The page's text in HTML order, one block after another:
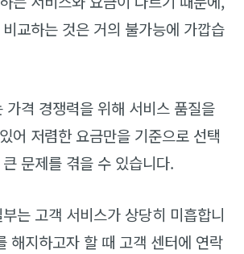
교하는 것은 거의 불가능에 가깝습
가격 경쟁력을 위해 서비스 품질을
어 저렴한 요금만을 기준으로 선택
문제를 겪을 수 있습니다.
는 고객 서비스가 상당히 미흡합니
해지하고자 할 때 고객 센터에 연락